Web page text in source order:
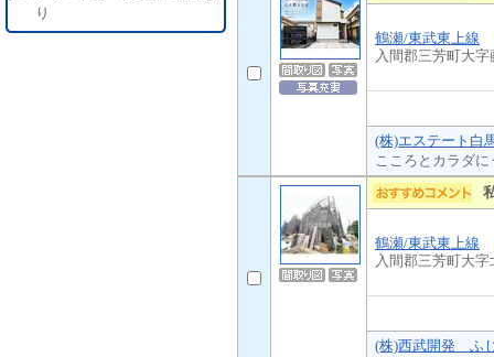
鶴瀬/東武東上線
入間郡三芳町大字
(株)エステート白
こころとカラダ
鶴瀬/東武東上線
入間郡三芳町大字
(株)西武開発 ふ
り